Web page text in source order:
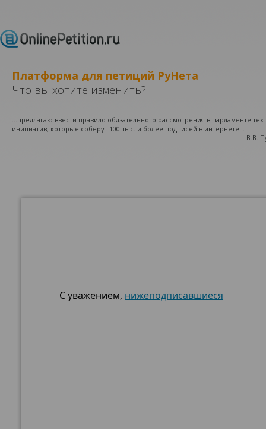
Платформа для петиций РуНета
Что вы хотите изменить?
...предлагаю ввести правило обязательного рассмотрения в парламенте
инициатив, которые соберут 100 тыс. и более подписей в интернете...
В.В.
С уважением, нижеподписавшиеся